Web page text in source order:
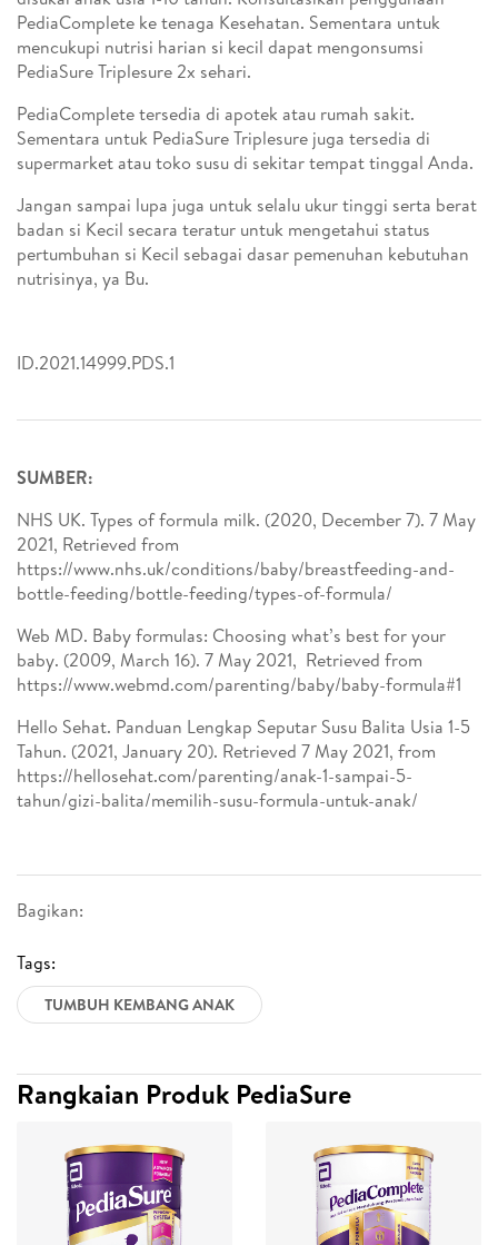
Bagikan:
Tags:
TUMBUH KEMBANG ANAK
PediaComplete ke tenaga Kesehatan. Sementara untuk
mencukupi nutrisi harian si kecil dapat mengonsumsi
PediaSure Triplesure 2x sehari.
PediaComplete tersedia di apotek atau rumah sakit.
Sementara untuk PediaSure Triplesure juga tersedia di
supermarket atau toko susu di sekitar tempat tinggal Anda.
Jangan sampai lupa juga untuk selalu ukur tinggi serta berat
badan si Kecil secara teratur untuk mengetahui status
pertumbuhan si Kecil sebagai dasar pemenuhan kebutuhan
nutrisinya, ya Bu.
ID.2021.14999.PDS.1
SUMBER:
NHS UK. Types of formula milk. (2020, December 7). 7 May
2021, Retrieved from
https://www.nhs.uk/conditions/baby/breastfeeding-and-
bottle-feeding/bottle-feeding/types-of-formula/
Web MD. Baby formulas: Choosing what’s best for your
baby. (2009, March 16). 7 May 2021, Retrieved from
https://www.webmd.com/parenting/baby/baby-formula#1
Hello Sehat. Panduan Lengkap Seputar Susu Balita Usia 1-5
Tahun. (2021, January 20). Retrieved 7 May 2021, from
https://hellosehat.com/parenting/anak-1-sampai-5-
tahun/gizi-balita/memilih-susu-formula-untuk-anak/
Rangkaian Produk PediaSure